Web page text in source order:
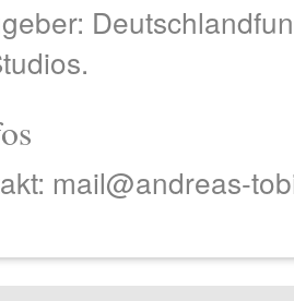
mail@andreas-